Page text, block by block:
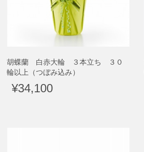
胡蝶蘭 白赤大輪 ３本立ち ３０
輪以上（つぼみ込み）
¥34,100